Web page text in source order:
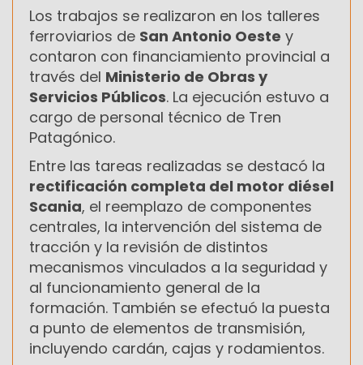
Los trabajos se realizaron en los talleres
ferroviarios de San Antonio Oeste y
contaron con financiamiento provincial a
través del Ministerio de Obras y
Servicios Públicos. La ejecución estuvo a
cargo de personal técnico de Tren
Patagónico.
Entre las tareas realizadas se destacó la
rectificación completa del motor diésel
Scania, el reemplazo de componentes
centrales, la intervención del sistema de
tracción y la revisión de distintos
mecanismos vinculados a la seguridad y
al funcionamiento general de la
formación. También se efectuó la puesta
a punto de elementos de transmisión,
incluyendo cardán, cajas y rodamientos.